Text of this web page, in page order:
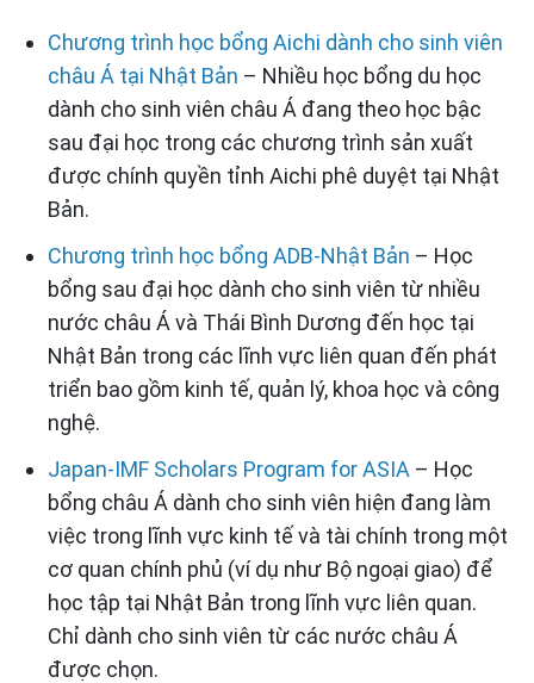
Chương trình học bổng Aichi dành cho sinh viên
châu Á tại Nhật Bản – Nhiều học bổng du học
dành cho sinh viên châu Á đang theo học bậc
sau đại học trong các chương trình sản xuất
được chính quyền tỉnh Aichi phê duyệt tại Nhật
Bản.
Chương trình học bổng ADB-Nhật Bản – Học
bổng sau đại học dành cho sinh viên từ nhiều
nước châu Á và Thái Bình Dương đến học tại
Nhật Bản trong các lĩnh vực liên quan đến phát
triển bao gồm kinh tế, quản lý, khoa học và công
nghệ.
Japan-IMF Scholars Program for ASIA – Học
bổng châu Á dành cho sinh viên hiện đang làm
việc trong lĩnh vực kinh tế và tài chính trong một
cơ quan chính phủ (ví dụ như Bộ ngoại giao) để
học tập tại Nhật Bản trong lĩnh vực liên quan.
Chỉ dành cho sinh viên từ các nước châu Á
được chọn.